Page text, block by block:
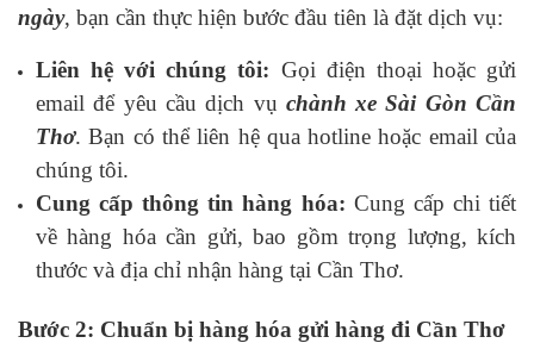
ngày, bạn cần thực hiện bước đầu tiên là đặt dịch vụ:
Liên hệ với chúng tôi: Gọi điện thoại hoặc gửi
email để yêu cầu dịch vụ chành xe Sài Gòn Cần
Thơ. Bạn có thể liên hệ qua hotline hoặc email của
chúng tôi.
Cung cấp thông tin hàng hóa: Cung cấp chi tiết
về hàng hóa cần gửi, bao gồm trọng lượng, kích
thước và địa chỉ nhận hàng tại Cần Thơ.
Bước 2: Chuẩn bị hàng hóa gửi hàng đi Cần Thơ